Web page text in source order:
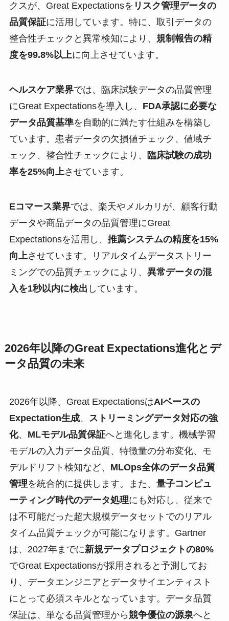
クスが、Great Expectationsを リスク管理データの
品質保証に活用しています。特に、取引データの
整合性チェックと異常検知により、 規制報告の精
度を99.8%以上に向上させています。
ヘルスケア業界では、臨床試験データの品質管理
にGreat Expectationsを導入し、 FDA承認に必要な
データ品質基準を自動的に満たす仕組みを構築し
ています。患者データの欠損値チェック、値域チ
ェック、整合性チェックにより、
臨床試験の成功
率を25%向上させています。
Eコマース業界では、楽天やメルカリが、顧客行動
データや商品データの品質管理にGreat
Expectationsを活用し、 推薦システムの精度を15%
向上させています。リアルタイムデータストリー
ミングでの品質チェックにより、 異常データの混
入を1秒以内に検出 しています。
2026年以降のGreat Expectations進化とデ
ータ品質の未来
2026年以降、Great ExpectationsはAIベースの
Expectation生成、 ストリーミングデータ対応の強
化、 MLモデル品質保証へと進化します。機械学習
モデルの入力データ品質、特徴量の分布変化、モ
デルドリフト検知など、 MLOps全体のデータ品質
管理を統合的に提供します。また、 量子コンピュ
ーティング時代のデータ処理にも対応し、従来で
は不可能だった超大規模データセットでのリアル
タイム品質チェックが可能になります。Gartner
は、2027年までに新規データプロジェクトの80%
でGreat Expectationsが採用されると予測してお
り、データエンジニアとデータサイエンティスト
にとって必須スキルとなっています。データ品質
保証は、単なる品質管理から競争優位の源泉へと